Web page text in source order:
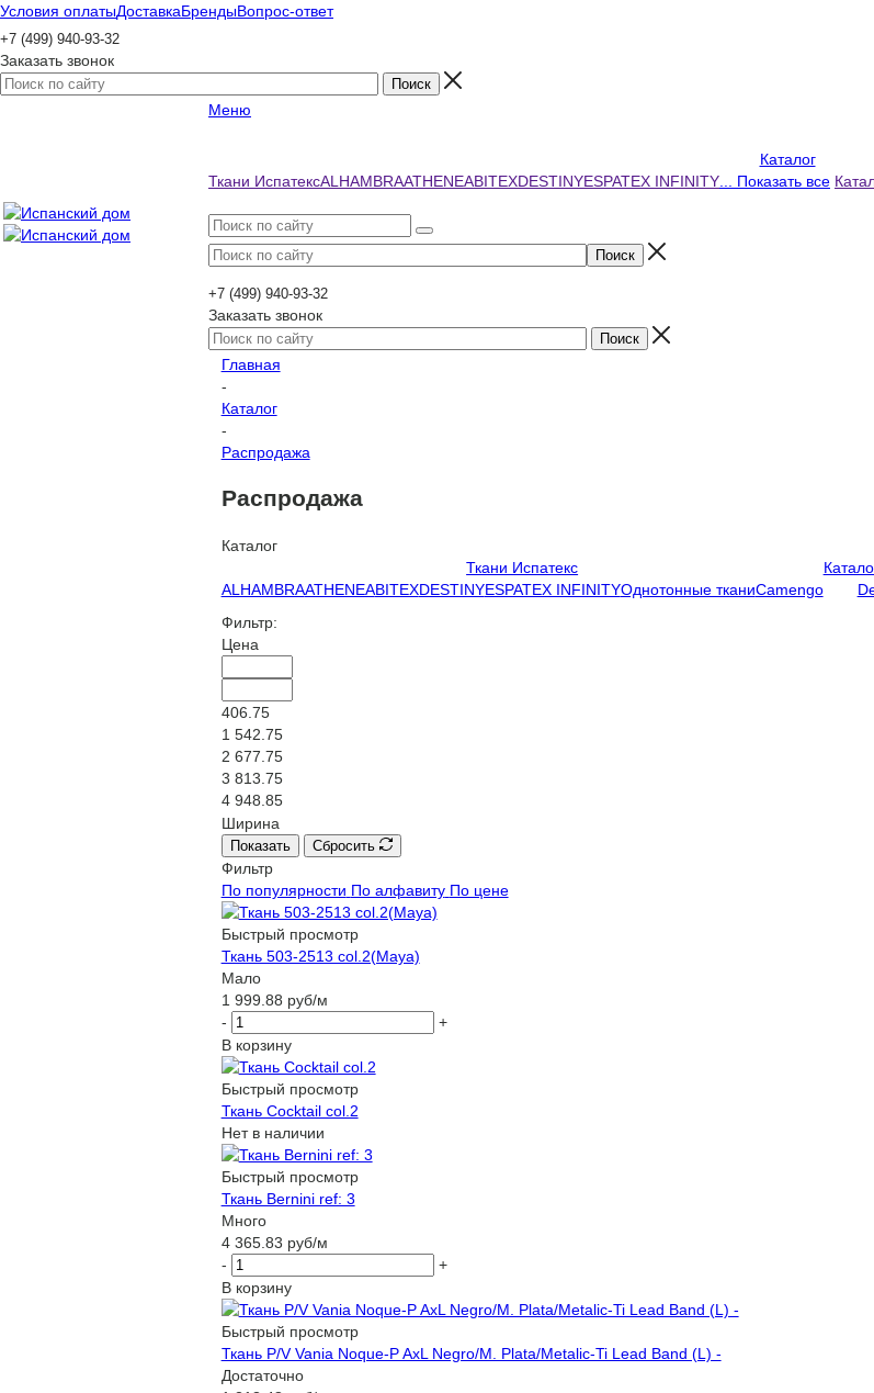
Условия оплатыДоставкаБрендыВопрос-ответ
+7 (499) 940-93-32
Заказать звонок
Меню
Каталог
Ткани ИспатексALHAMBRAATHENEABITEXDESTINYESPATEX INFINITY ... Показать все
+7 (499) 940-93-32
Заказать звонок
Главная
-
Каталог
-
Распродажа
Распродажа
Каталог
Ткани Испатекс
ALHAMBRAATHENEABITEXDESTINYESPATEX INFINITYОднотонные тканиCamengo
Фильтр:
Цена
406.75
1 542.75
2 677.75
3 813.75
4 948.85
Ширина
Показать Сбросить
Фильтр
По популярности По алфавиту По цене
Быстрый просмотр
Ткань 503-2513 col.2(Maya)
Мало
1 999.88 руб/м
-
+
В корзину
Быстрый просмотр
Ткань Cocktail сol.2
Нет в наличии
Быстрый просмотр
Ткань Bernini ref: 3
Много
4 365.83 руб/м
-
+
В корзину
Быстрый просмотр
Ткань P/V Vania Noque-P AxL Negro/M. Plata/Metalic-Ti Lead Band (L) -
Достаточно